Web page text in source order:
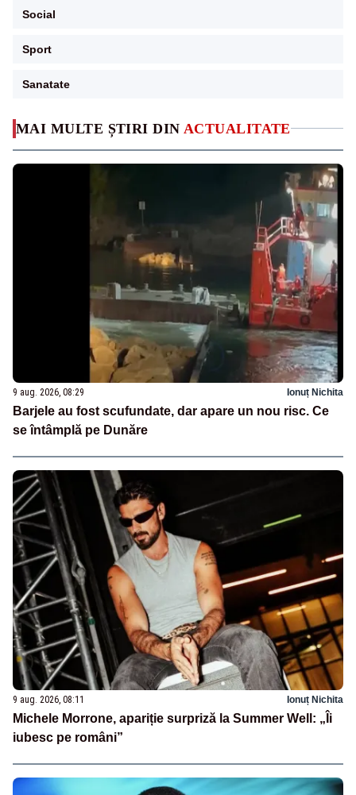
MAI MULTE ȘTIRI DIN ACTUALITATE
9 aug. 2026, 08:29 Ionuț Nichita
Barjele au fost scufundate, dar apare un nou risc. Ce
se întâmplă pe Dunăre
9 aug. 2026, 08:11 Ionuț Nichita
Michele Morrone, apariție surpriză la Summer Well: „Îi
iubesc pe români”
Social
Sport
Sanatate